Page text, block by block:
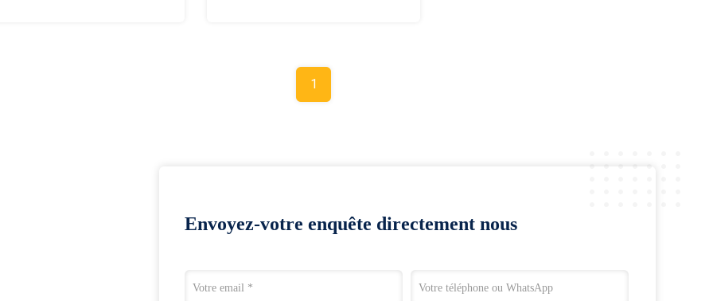
1
Envoyez-votre enquête directement nous